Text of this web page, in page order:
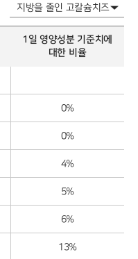
1일 영양성분 기준치에
대한 비율
0%
0%
4%
5%
6%
13%